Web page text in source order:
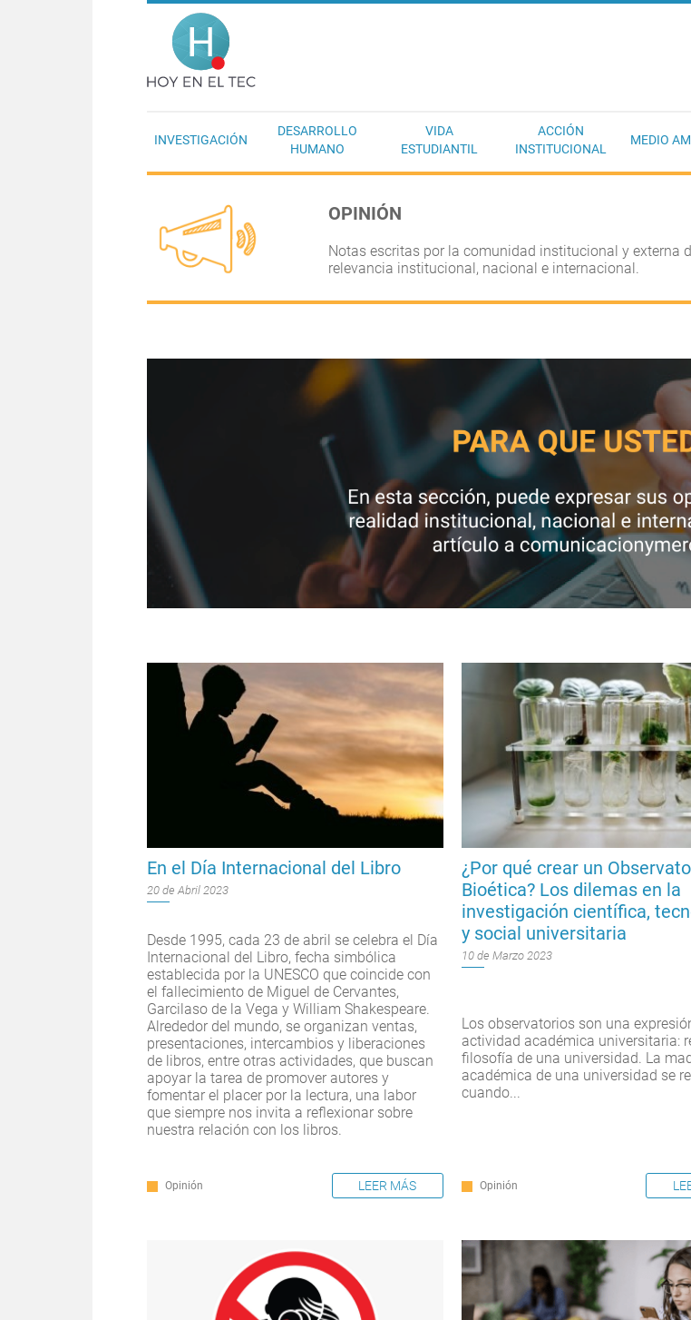
Pasar al contenido principal
INVESTIGACIÓN
DESARROLLO
HUMANO
VIDA
ESTUDIANTIL
ACCIÓN
INSTITUCIONAL
MEDIO
OPINIÓN
Notas escritas por la comunidad institucional y externa
relevancia institucional, nacional e internacional.
En el Día Internacional del Libro
20 de Abril 2023
Desde 1995, cada 23 de abril se celebra el Día
Internacional del Libro, fecha simbólica
establecida por la UNESCO que coincide con
el fallecimiento de Miguel de Cervantes,
Garcilaso de la Vega y William Shakespeare.
Alrededor del mundo, se organizan ventas,
presentaciones, intercambios y liberaciones
de libros, entre otras actividades, que buscan
apoyar la tarea de promover autores y
fomentar el placer por la lectura, una labor
que siempre nos invita a reflexionar sobre
nuestra relación con los libros.
Opinión LEER MÁS
¿Por qué crear un
Bioética? Los dilemas en la
investigación científica,
y social universitaria
10 de Marzo 2023
Los observatorios son una
actividad académica universitaria:
filosofía de una universidad. La
académica de una universidad se
cuando...
Opinión